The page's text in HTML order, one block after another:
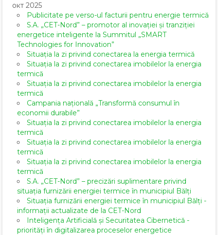
окт 2025
Publicitate pe verso-ul facturii pentru energie termică
S.A. „CET-Nord” – promotor al inovației și tranziției
energetice inteligente la Summitul „SMART
Technologies for Innovation”
Situația la zi privind conectarea la energia termică
Situația la zi privind conectarea imobilelor la energia
termică
Situația la zi privind conectarea imobilelor la energia
termică
Campania națională „Transformă consumul în
economii durabile”
Situația la zi privind conectarea imobilelor la energia
termică
Situația la zi privind conectarea imobilelor la energia
termică
Situația la zi privind conectarea imobilelor la energia
termică
S.A. „CET-Nord” – precizări suplimentare privind
situația furnizării energiei termice în municipiul Bălți
Situația furnizării energiei termice în municipiul Bălți -
informații actualizate de la CET-Nord
Inteligența Artificială și Securitatea Cibernetică -
priorități în digitalizarea proceselor energetice